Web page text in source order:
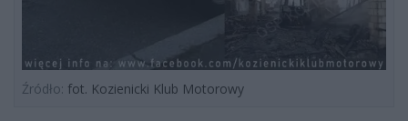
Źródło: fot. Kozienicki Klub Motorowy